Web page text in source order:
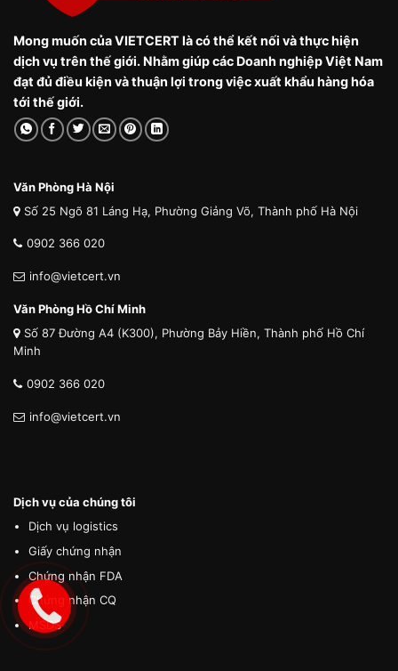
Mong muốn của VIETCERT là có thể kết nối và thực hiện
dịch vụ trên thế giới. Nhằm giúp các Doanh nghiệp Việt Nam
đạt đủ điều kiện và thuận lợi trong việc xuất khẩu hàng hóa
tới thế giới.
Văn Phòng Hà Nội
Số 25 Ngõ 81 Láng Hạ, Phường Giảng Võ, Thành phố Hà Nội
0902 366 020
info@vietcert.vn
Văn Phòng Hồ Chí Minh
Số 87 Đường A4 (K300), Phường Bảy Hiền, Thành phố Hồ Chí
Minh
0902 366 020
info@vietcert.vn
Dịch vụ của chúng tôi
Dịch vụ logistics
Giấy chứng nhận
Chứng nhận FDA
Chứng nhận CQ
MSDS